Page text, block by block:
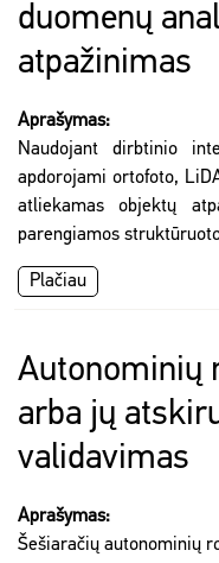
duomenų
atpažinimas
Aprašymas:
Naudojant dirbtinio
apdorojami ortofoto,
atliekamas objektų
parengiamos
Plačiau
Autonominių
arba jų
validavimas
Aprašymas:
Šešiaračių autonominių